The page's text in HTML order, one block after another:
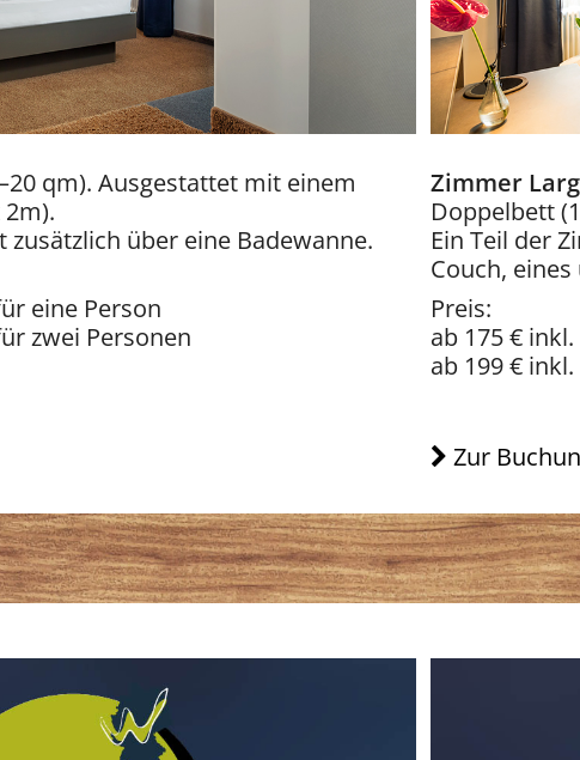
qm). Ausgestattet mit einem
über eine Badewanne.
eine Person
zwei Personen
Zimmer
Doppelbett
Ein Teil der
Couch,
Preis:
ab 175 €
ab 199 €
Zur